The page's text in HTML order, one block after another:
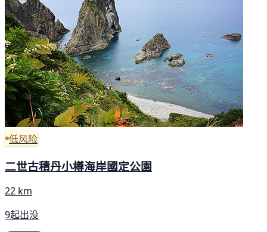
低风险
二世古積丹小樽海岸國定公園
22 km
9起出没